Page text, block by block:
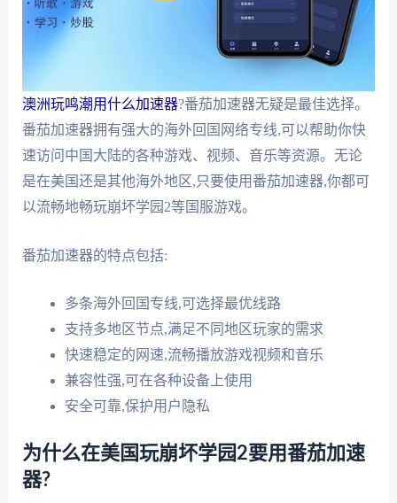
澳洲玩鸣潮用什么加速器?番茄加速器无疑是最佳选择。
番茄加速器拥有强大的海外回国网络专线,可以帮助你快
速访问中国大陆的各种游戏、视频、音乐等资源。无论
是在美国还是其他海外地区,只要使用番茄加速器,你都可
以流畅地畅玩崩坏学园2等国服游戏。
番茄加速器的特点包括:
多条海外回国专线,可选择最优线路
支持多地区节点,满足不同地区玩家的需求
快速稳定的网速,流畅播放游戏视频和音乐
兼容性强,可在各种设备上使用
安全可靠,保护用户隐私
为什么在美国玩崩坏学园2要用番茄加速
器?